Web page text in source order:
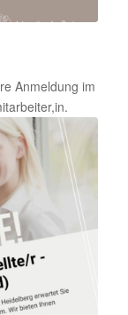
Anmeldung im